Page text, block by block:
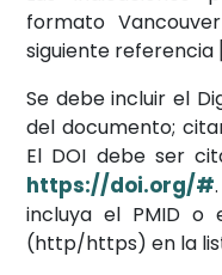
formato
siguiente referencia
Se debe incluir el
del documento;
El DOI debe ser
https://doi.org/#
incluya el PMID o
(http/https) en la